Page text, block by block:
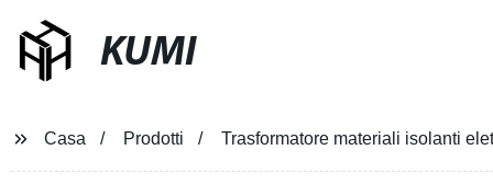
KUMI
Casa Prodotti Trasformatore materiali isolanti